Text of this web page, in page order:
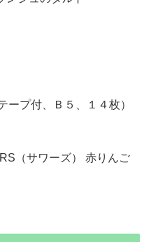
プ付、Ｂ５、１４枚）
（サワーズ） 赤りんご